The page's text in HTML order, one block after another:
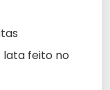
lata feito no